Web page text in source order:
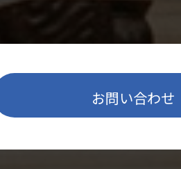
お問い合わせ